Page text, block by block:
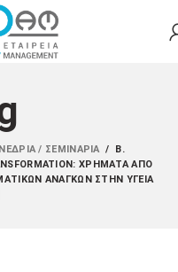
/ ΣΕΜΙΝΆΡΙΑ /
Β.
ΧΡΉΜΑΤΑ ΑΠΌ
ΑΝΑΓΚΏΝ ΣΤΗΝ ΥΓΕΊΑ